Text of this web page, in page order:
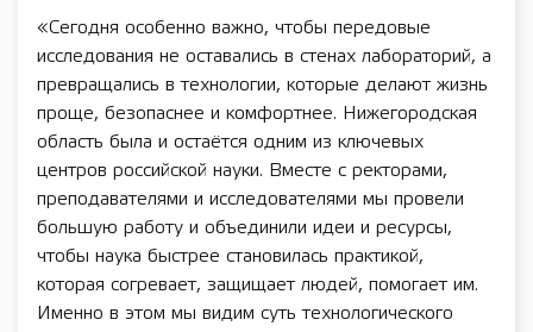
«Сегодня особенно важно, чтобы передовые
исследования не оставались в стенах лабораторий, а
превращались в технологии, которые делают жизнь
проще, безопаснее и комфортнее. Нижегородская
область была и остаётся одним из ключевых
центров российской науки. Вместе с ректорами,
преподавателями и исследователями мы провели
большую работу и объединили идеи и ресурсы,
чтобы наука быстрее становилась практикой,
которая согревает, защищает людей, помогает им.
Именно в этом мы видим суть технологического